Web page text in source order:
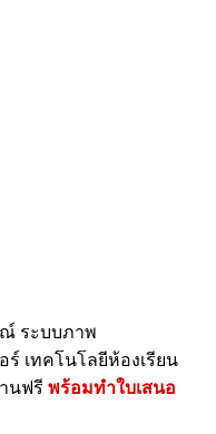
ระบบภาพ
ร์ เทคโนโลยีห้องเรียน
นฟรี พร้อมทำใบเสนอ